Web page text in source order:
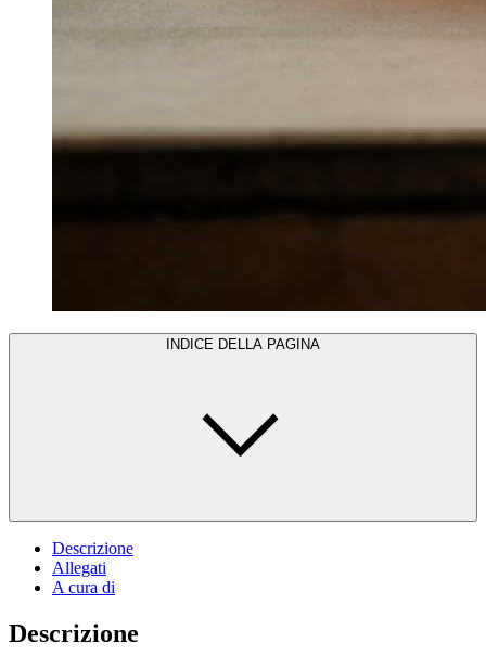
INDICE DELLA PAGINA
Descrizione
Allegati
A cura di
Descrizione